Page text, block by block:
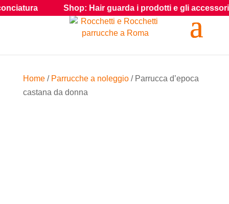
Home/ Parrucche a noleggio/ Parrucca d’epoca
castana da donna
Shop: Hair guarda i prodotti e gli accessori